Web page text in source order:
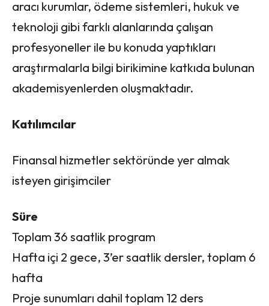
aracı kurumlar, ödeme sistemleri, hukuk ve
teknoloji gibi farklı alanlarında çalışan
profesyoneller ile bu konuda yaptıkları
araştırmalarla bilgi birikimine katkıda bulunan
akademisyenlerden oluşmaktadır.
Katılımcılar
Finansal hizmetler sektöründe yer almak
isteyen girişimciler
Süre
Toplam 36 saatlik program
Hafta içi 2 gece, 3’er saatlik dersler, toplam 6
hafta
Proje sunumları dahil toplam 12 ders